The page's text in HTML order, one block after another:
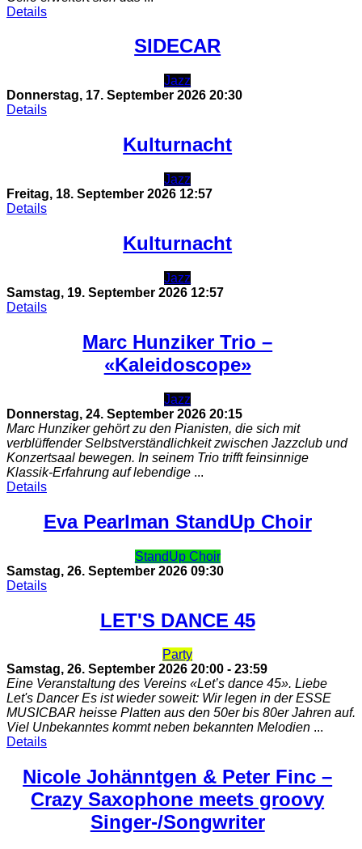
Details
SIDECAR
Jazz
Donnerstag, 17. September 2026 20:30
Details
Kulturnacht
Jazz
Freitag, 18. September 2026 12:57
Details
Kulturnacht
Jazz
Samstag, 19. September 2026 12:57
Details
Marc Hunziker Trio –
«Kaleidoscope»
Jazz
Donnerstag, 24. September 2026 20:15
Marc Hunziker gehört zu den Pianisten, die sich mit
verblüffender Selbstverständlichkeit zwischen Jazzclub und
Konzertsaal bewegen. In seinem Trio trifft feinsinnige
Klassik-Erfahrung auf lebendige ...
Details
Eva Pearlman StandUp Choir
StandUp Choir
Samstag, 26. September 2026 09:30
Details
LET'S DANCE 45
Party
Samstag, 26. September 2026 20:00 - 23:59
Eine Veranstaltung des Vereins «Let’s dance 45». Liebe
Let's Dancer Es ist wieder soweit: Wir legen in der ESSE
MUSICBAR heisse Platten aus den 50er bis 80er Jahren auf.
Viel Unbekanntes kommt neben bekannten Melodien ...
Details
Nicole Johänntgen & Peter Finc –
Crazy Saxophone meets groovy
Singer-/Songwriter